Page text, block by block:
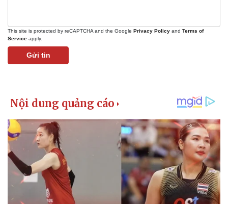
This site is protected by reCAPTCHA and the Google Privacy Policy and Terms of
Service apply.
Gửi tin